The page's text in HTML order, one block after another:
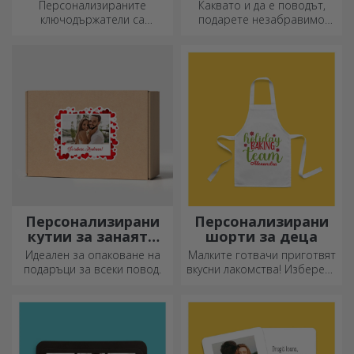
подходящи както за него,
така и за нея.
вашите снимки и послания
„Честит рожден ден“.
Персонализирани
моливи
Канцеларски материали,
химикалки, моливи и цветни
маркери могат да се
съхраняват заедно в
персонализираните калъфи
Персонализирани
подаръци с вашите
графики
Приемаме всякакъв вид
графики, независимо дали
са снимки, текст или и двете.
:) Сега можете да получите
подаръка, който искате!